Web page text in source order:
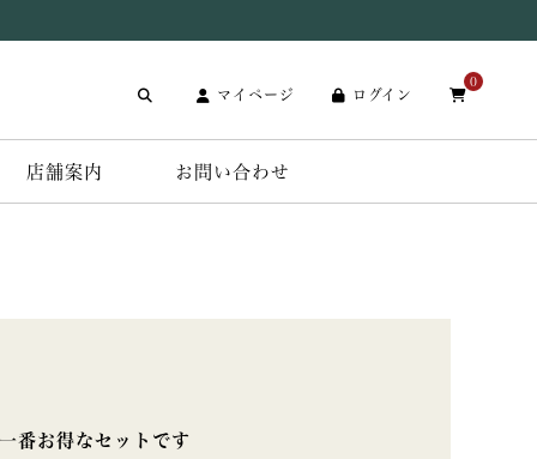
マイページ ログイン
0
店舗案内 お問い合わせ
番お得なセットです